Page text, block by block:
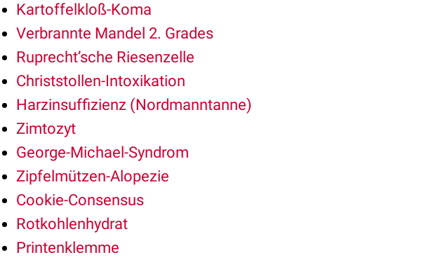
Kartoffelkloß-Koma
Verbrannte Mandel 2. Grades
Ruprecht’sche Riesenzelle
Christstollen-Intoxikation
Harzinsuffizienz (Nordmanntanne)
Zimtozyt
George-Michael-Syndrom
Zipfelmützen-Alopezie
Cookie-Consensus
Rotkohlenhydrat
Printenklemme